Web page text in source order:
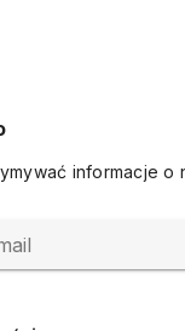
informacje o